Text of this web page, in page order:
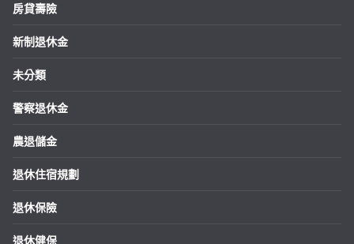
房貸壽險
新制退休金
未分類
警察退休金
農退儲金
退休住宿規劃
退休保險
退休健保